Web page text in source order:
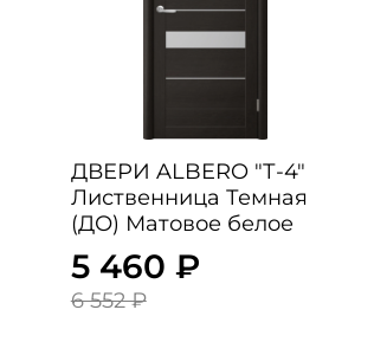
ДВЕРИ ALBERO "Т-4"
Лиственница Темная
(ДО) Матовое белое
5 460 ₽
6 552 ₽